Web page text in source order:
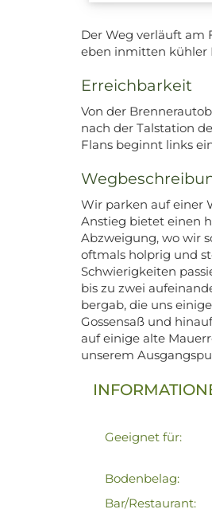
Der Weg verläuft am
eben inmitten kühler
Erreichbarkeit
Von der
nach der Talstation
Flans beginnt links
Wir parken auf einer
Anstieg bietet einen
Abzweigung, wo wir
oftmals holprig und
Schwierigkeiten
bis zu zwei
bergab, die uns
Gossensaß und
auf einige alte
unserem
Geeignet für:
Bodenbelag:
Bar/Restaurant: